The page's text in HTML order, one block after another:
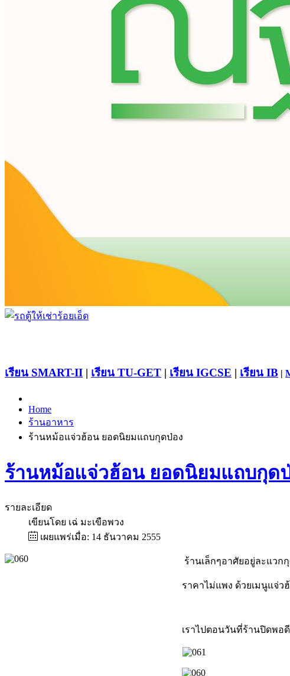
เรียน SMART-II | เรียน TU-GET | เรียน IGCSE | เรียน IB |
Home
ร้านอาหาร
ร้านหม้อแจ่วฮ้อน ยอดนิยมแถบกุดป่อง
ร้านหม้อแจ่วฮ้อน ยอดนิยมแถบกุด
รายละเอียด
เขียนโดย เฉ่ มะเขือพวง
เผยแพร่เมื่อ: 14 ธันวาคม 2555
ร้านเล็กๆอาศัยอยู่ละแวก
ราคาไม่แพง ด้วยเมนูแจ่
เราไปตอนวันที่ร้านปิดพอดี